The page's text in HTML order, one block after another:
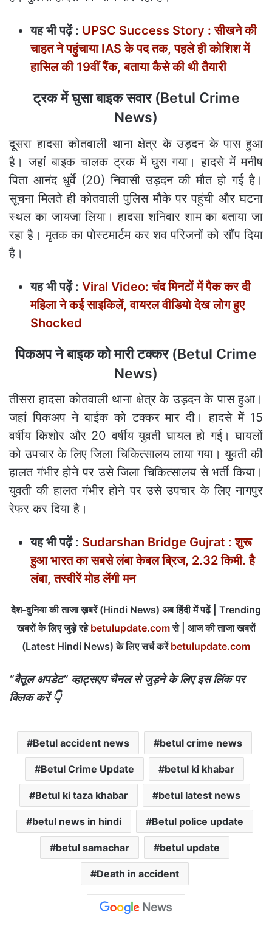
यह भी पढ़ें : UPSC Success Story : सीखने की
चाहत ने पहुंचाया IAS के पद तक, पहले ही कोशिश में
हासिल की 19वीं रैंक, बताया कैसे की थी तैयारी
ट्रक में घुसा बाइक सवार (Betul Crime
News)
दूसरा हादसा कोतवाली थाना क्षेत्र के उड़दन के पास हुआ
है। जहां बाइक चालक ट्रक में घुस गया। हादसे में मनीष
पिता आनंद धुर्वे (20) निवासी उड़दन की मौत हो गई है।
सूचना मिलते ही कोतवाली पुलिस मौके पर पहुंची और घटना
स्थल का जायजा लिया। हादसा शनिवार शाम का बताया जा
रहा है। मृतक का पोस्टमार्टम कर शव परिजनों को सौंप दिया
है।
यह भी पढ़ें : Viral Video: चंद मिनटों में पैक कर दी
महिला ने कई साइकिलें, वायरल वीडियो देख लोग हुए
Shocked
पिकअप ने बाइक को मारी टक्कर (Betul Crime
News)
तीसरा हादसा कोतवाली थाना क्षेत्र के उड़दन के पास हुआ।
जहां पिकअप ने बाईक को टक्कर मार दी। हादसे मेें 15
वर्षीय किशोर और 20 वर्षीय युवती घायल हो गई। घायलों
को उपचार के लिए जिला चिकित्सालय लाया गया। युवती की
हालत गंभीर होने पर उसे जिला चिकित्सालय से भर्ती किया।
युवती की हालत गंभीर होने पर उसे उपचार के लिए नागपुर
रेफर कर दिया है।
यह भी पढ़ें : Sudarshan Bridge Gujrat : शुरू
हुआ भारत का सबसे लंबा केबल ब्रिज, 2.32 किमी. है
लंबा, तस्वीरें मोह लेंगी मन
देश-दुनिया की ताजा ख़बरें (Hindi News) अब हिंदी में पढ़ें | Trending
खबरों के लिए जुड़े रहे betulupdate.comसे | आज की ताजा खबरों
(Latest Hindi News) के लिए सर्च करें betulupdate.com
“बैतूल अपडेट” व्हाट्सएप चैनल से जुड़ने के लिए इस लिंक पर
क्लिक करें 👇
Betul accident news betul crime news
Betul Crime Update betul ki khabar
Betul ki taza khabar betul latest news
betul news in hindi Betul police update
betul samachar betul update
Death in accident